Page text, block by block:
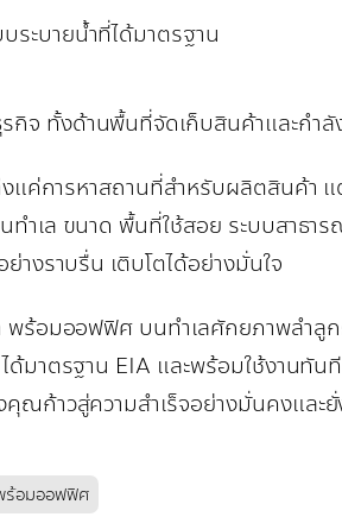
ระบายน้ำที่ได้มาตรฐาน
กิจ ทั้งด้านพื้นที่จัดเก็บสินค้าและกำ
แค่การหาสถานที่สำหรับผลิตสินค้า
ำเล ขนาด พื้นที่ใช้สอย ระบบสาธา
างราบรื่น เติบโตได้อย่างมั่นใจ
พร้อมออฟฟิศ บนทำเลศักยภาพลำลู
มาตรฐาน EIA และพร้อมใช้งานทั
ก้าวสู่ความสำเร็จอย่างมั่นคงและ
ร้อมออฟฟิศ